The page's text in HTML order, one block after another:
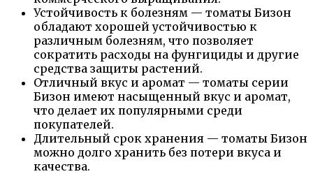
Устойчивость к болезням — томаты Бизон
обладают хорошей устойчивостью к
различным болезням, что позволяет
сократить расходы на фунгициды и другие
средства защиты растений.
Отличный вкус и аромат — томаты серии
Бизон имеют насыщенный вкус и аромат,
что делает их популярными среди
покупателей.
Длительный срок хранения — томаты Бизон
можно долго хранить без потери вкуса и
качества.